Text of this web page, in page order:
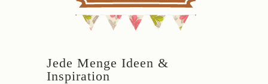
Jede Menge Ideen &
Inspiration